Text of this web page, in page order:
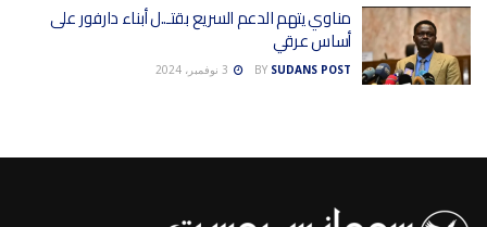
مناوي يتهم الدعم السريع بقتـ..ل أبناء دارفور على
أساس عرقي
BY SUDANS POST